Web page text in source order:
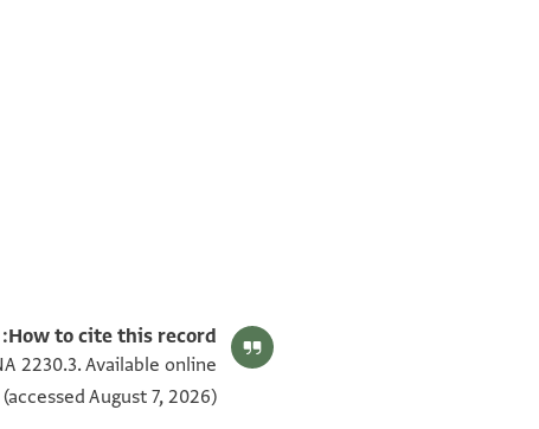
How to cite this record:
2230.3. Available online
(accessed August 7, 2026).